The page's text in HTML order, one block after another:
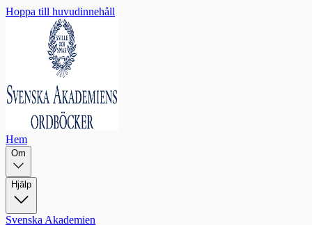
Hoppa till huvudinnehåll
Hem
Om
Hjälp
Svenska Akademien